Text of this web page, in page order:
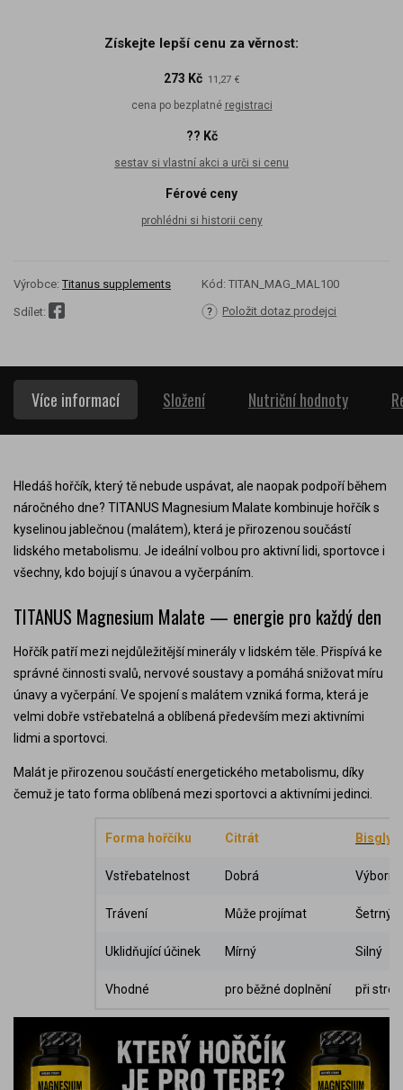
Získejte lepší cenu za věrnost:
273 Kč 11,27 €
cena po bezplatné registraci
?? Kč
sestav si vlastní akci a urči si cenu
Férové ceny
prohlédni si historii ceny
Výrobce: Titanus supplements Kód: TITAN_MAG_MAL100
Sdílet: Položit dotaz prodejci
Více informací Složení Nutriční hodnoty
Hledáš hořčík, který tě nebude uspávat, ale naopak podpoří během
náročného dne? TITANUS Magnesium Malate kombinuje hořčík s
kyselinou jablečnou (malátem), která je přirozenou součástí
lidského metabolismu. Je ideální volbou pro aktivní lidi, sportovce i
všechny, kdo bojují s únavou a vyčerpáním.
TITANUS Magnesium Malate — energie pro každý den
Hořčík patří mezi nejdůležitější minerály v lidském těle. Přispívá ke
správné činnosti svalů, nervové soustavy a pomáhá snižovat míru
únavy a vyčerpání. Ve spojení s malátem vzniká forma, která je
velmi dobře vstřebatelná a oblíbená především mezi aktivními
lidmi a sportovci.
Malát je přirozenou součástí energetického metabolismu, díky
čemuž je tato forma oblíbená mezi sportovci a aktivními jedinci.
Forma hořčíku Citrát
Vstřebatelnost Dobrá Výborná
Trávení Může projímat Šetrný
Uklidňující účinek Mírný Silný
Vhodné pro běžné doplnění při